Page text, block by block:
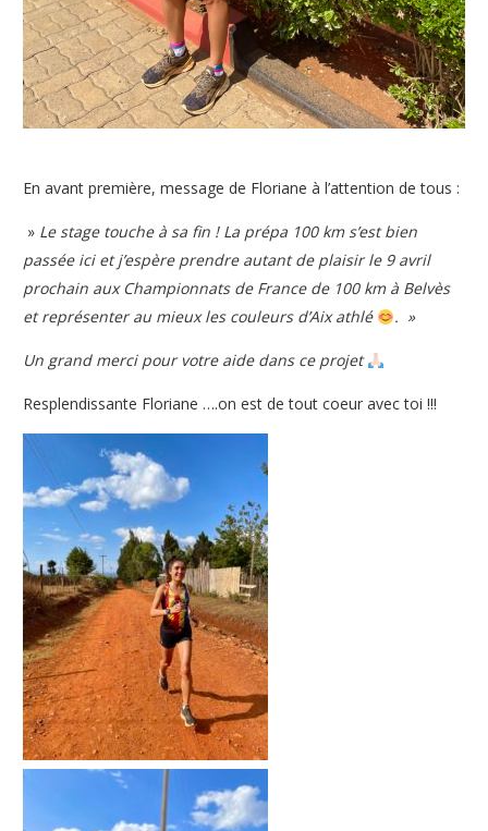
En avant première, message de Floriane à l’attention de tous :
» Le stage touche à sa fin ! La prépa 100 km s’est bien
passée ici et j’espère prendre autant de plaisir le 9 avril
prochain aux Championnats de France de 100 km à Belvès
et représenter au mieux les couleurs d’Aix athlé
. »
Un grand merci pour votre aide dans ce projet
Resplendissante Floriane ….on est de tout coeur avec toi !!!